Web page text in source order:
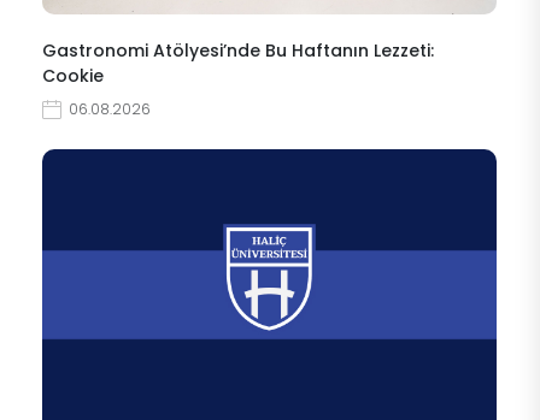
Gastronomi Atölyesi’nde Bu Haftanın Lezzeti:
Cookie
06.08.2026